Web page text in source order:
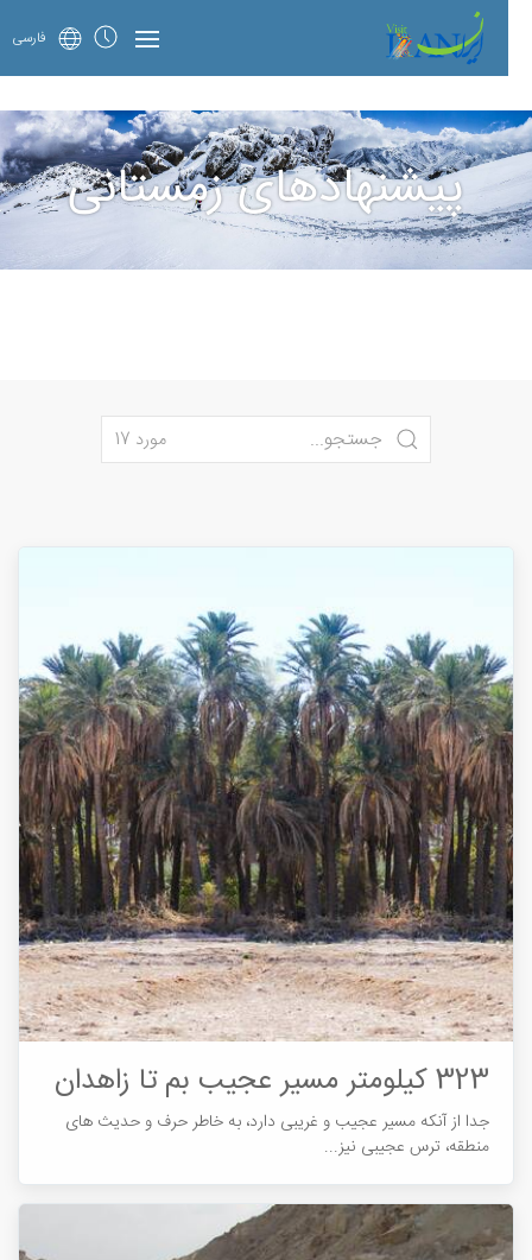
فارسی
پیشنهادهای زمستانی
مورد 17
323 کیلومتر مسیر عجیب بم تا زاهدان
جدا از آنکه مسیر عجیب و غریبی دارد، به خاطر حرف و حدیث های
منطقه، ترس عجیبی نیز...